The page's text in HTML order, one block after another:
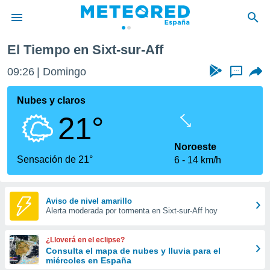
de
por
que se
calidad.
a este
las
y
forma
digital
basada
El Tiempo en Sixt-sur-Aff
09:26 Domingo ...
Nubes y claros
21°
Sensación de 21°
Noroeste
6
14 km/h
Aviso de nivel amarillo
Alerta moderada por tormenta en Sixt-sur-Aff hoy
¿Lloverá en el eclipse?
Consulta el mapa de nubes y lluvia para el
miércoles en España